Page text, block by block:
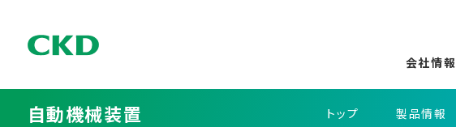
会社情報
トップ 製品情報
自動機械装置